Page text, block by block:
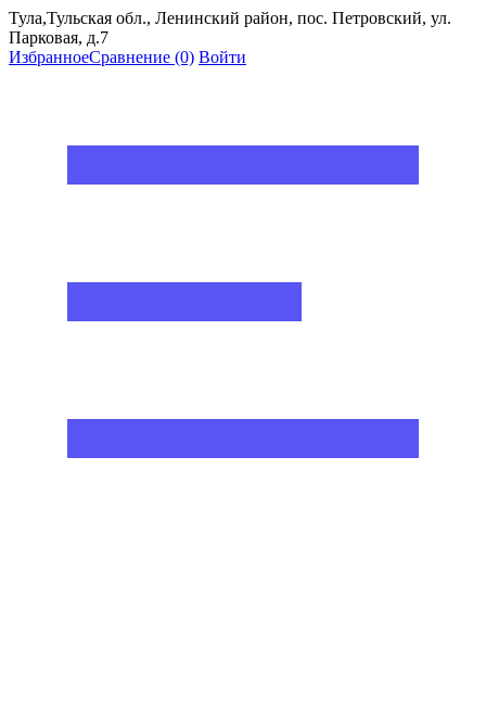
Тула,Тульская обл., Ленинский район, пос. Петровский, ул.
Парковая, д.7
ИзбранноеСравнение (0) Войти